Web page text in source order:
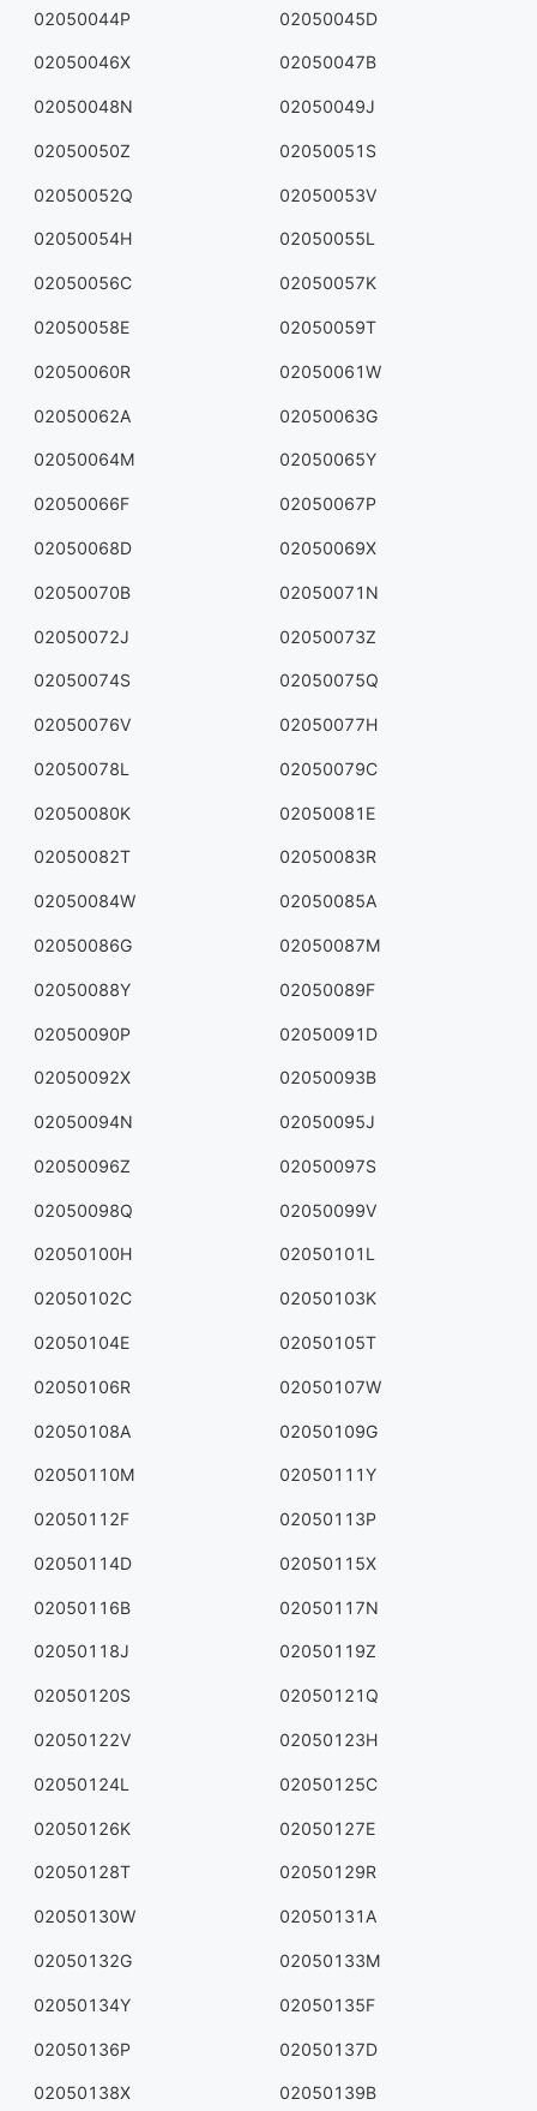
02050044P 02050045D
02050046X 02050047B
02050048N 02050049J
02050050Z 02050051S
02050052Q 02050053V
02050054H 02050055L
02050056C 02050057K
02050058E 02050059T
02050060R 02050061W
02050062A 02050063G
02050064M 02050065Y
02050066F 02050067P
02050068D 02050069X
02050070B 02050071N
02050072J 02050073Z
02050074S 02050075Q
02050076V 02050077H
02050078L 02050079C
02050080K 02050081E
02050082T 02050083R
02050084W 02050085A
02050086G 02050087M
02050088Y 02050089F
02050090P 02050091D
02050092X 02050093B
02050094N 02050095J
02050096Z 02050097S
02050098Q 02050099V
02050100H 02050101L
02050102C 02050103K
02050104E 02050105T
02050106R 02050107W
02050108A 02050109G
02050110M 02050111Y
02050112F 02050113P
02050114D 02050115X
02050116B 02050117N
02050118J 02050119Z
02050120S 02050121Q
02050122V 02050123H
02050124L 02050125C
02050126K 02050127E
02050128T 02050129R
02050130W 02050131A
02050132G 02050133M
02050134Y 02050135F
02050136P 02050137D
02050138X 02050139B